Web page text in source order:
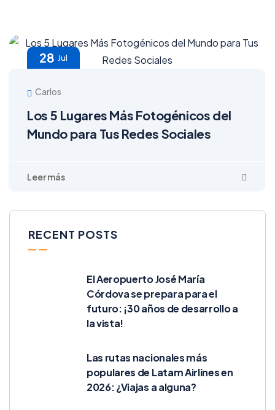
28 Jul
Carlos
Los 5 Lugares Más Fotogénicos del
Mundo para Tus Redes Sociales
RECENT POSTS
El Aeropuerto José María
Córdova se prepara para el
futuro: ¡30 años de desarrollo a
la vista!
Las rutas nacionales más
populares de Latam Airlines en
2026: ¿Viajas a alguna?